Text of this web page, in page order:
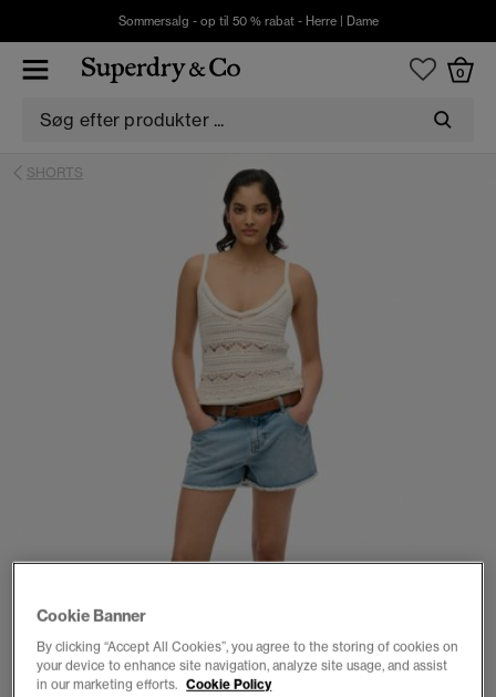
Sommersalg - op til 50 % rabat - Herre| Dame
0
SHORTS
1 2 3 4 7
Cookie Banner
By clicking “Accept All Cookies”, you agree to the storing of cookies on
your device to enhance site navigation, analyze site usage, and assist
in our marketing efforts. Cookie Policy